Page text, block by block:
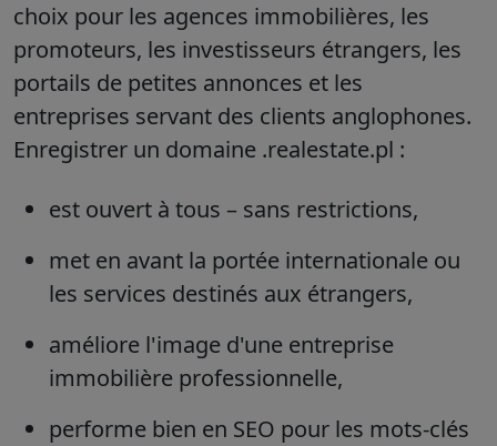
choix pour les agences immobilières, les
promoteurs, les investisseurs étrangers, les
portails de petites annonces et les
entreprises servant des clients anglophones.
Enregistrer un domaine .realestate.pl :
est ouvert à tous – sans restrictions,
met en avant la portée internationale ou
les services destinés aux étrangers,
améliore l'image d'une entreprise
immobilière professionnelle,
performe bien en SEO pour les mots-clés